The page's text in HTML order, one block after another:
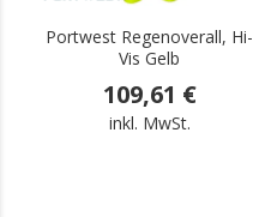
Portwest Regenoverall, Hi-
Vis Gelb
109,61 €
inkl. MwSt.